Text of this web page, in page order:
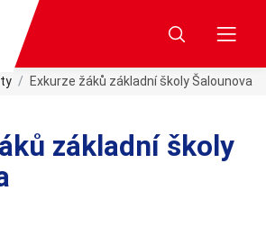
Exkurze žáků základní školy Šalounova
základní školy